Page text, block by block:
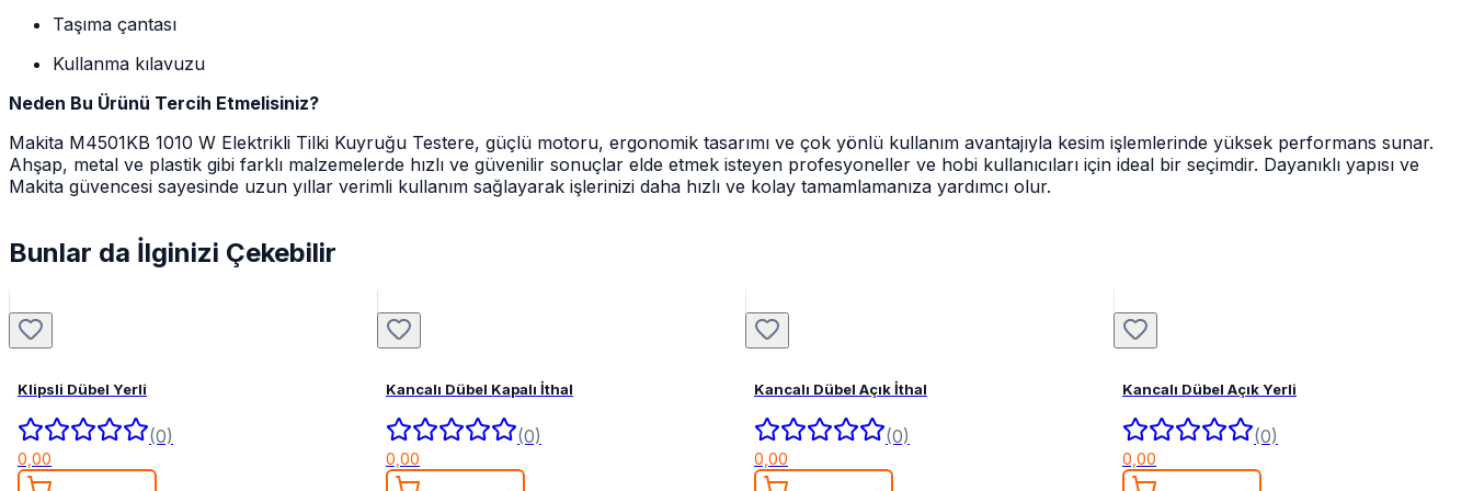
Taşıma çantası
Kullanma kılavuzu
Neden Bu Ürünü Tercih Etmelisiniz?
Makita M4501KB 1010 W Elektrikli Tilki Kuyruğu Testere, güçlü motoru, ergonomik tasarımı ve çok yönlü kullanım avantajıyla kesim işlemlerinde yüksek performans sunar.
Ahşap, metal ve plastik gibi farklı malzemelerde hızlı ve güvenilir sonuçlar elde etmek isteyen profesyoneller ve hobi kullanıcıları için ideal bir seçimdir. Dayanıklı yapısı ve
Makita güvencesi sayesinde uzun yıllar verimli kullanım sağlayarak işlerinizi daha hızlı ve kolay tamamlamanıza yardımcı olur.
Bunlar da İlginizi Çekebilir
Klipsli Dübel Yerli
(0)
0,00
Kancalı Dübel Kapalı İthal
(0)
0,00
Kancalı Dübel Açık İthal
(0)
0,00
Kancalı Dübel Açık Yerli
(0)
0,00